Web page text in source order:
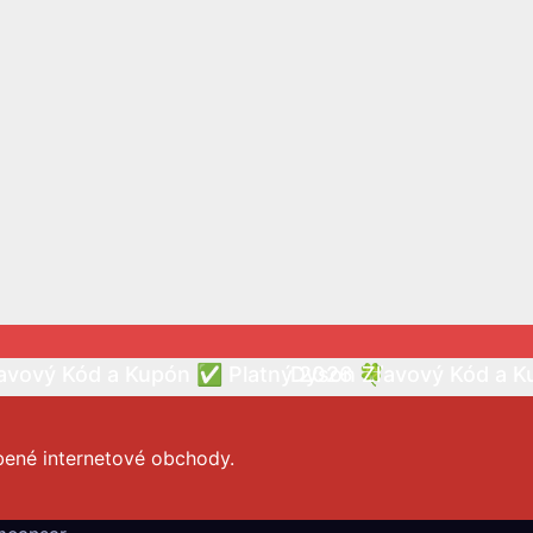
Kód a Kupón ✅ Platný 2026 🍀Dyson Zľavový Kód a
internetové obchody.